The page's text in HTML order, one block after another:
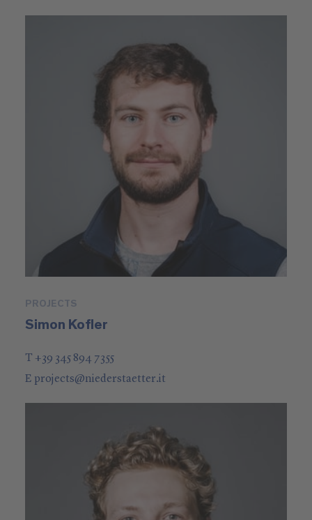
PROJECTS
Simon Kofler
T +39 345 894 7355
E projects@niederstaetter.it